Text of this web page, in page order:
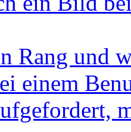
Rang und
einem